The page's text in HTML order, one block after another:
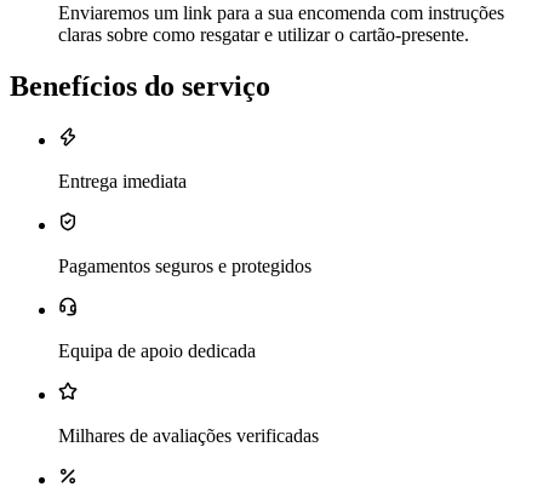
Enviaremos um link para a sua encomenda com instruções
claras sobre como resgatar e utilizar o cartão-presente.
Benefícios do serviço
Entrega imediata
Pagamentos seguros e protegidos
Equipa de apoio dedicada
Milhares de avaliações verificadas